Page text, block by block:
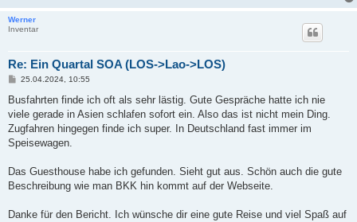
Werner
Inventar
Re: Ein Quartal SOA (LOS->Lao->LOS)
B
r
a
g
25.04.2024, 10:55
Busfahrten finde ich oft als sehr lästig. Gute Gespräche hatte ich nie
viele gerade in Asien schlafen sofort ein. Also das ist nicht mein Ding.
Zugfahren hingegen finde ich super. In Deutschland fast immer im
Speisewagen.
Das Guesthouse habe ich gefunden. Sieht gut aus. Schön auch die gute
Beschreibung wie man BKK hin kommt auf der Webseite.
Danke für den Bericht. Ich wünsche dir eine gute Reise und viel Spaß auf